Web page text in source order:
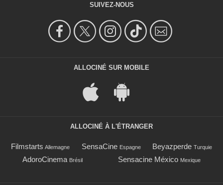
SUIVEZ-NOUS
ALLOCINÉ SUR MOBILE
ALLOCINÉ À L'ÉTRANGER
Filmstarts Allemagne SensaCine Espagne Beyazperde Turquie
AdoroCinema Brésil Sensacine México Mexique